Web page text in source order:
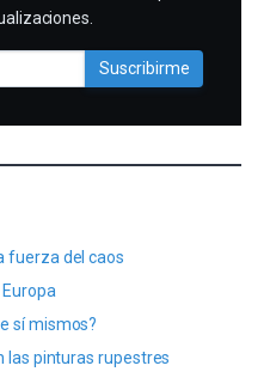
Suscribirme
fuerza del caos
sí mismos?
las pinturas rupestres